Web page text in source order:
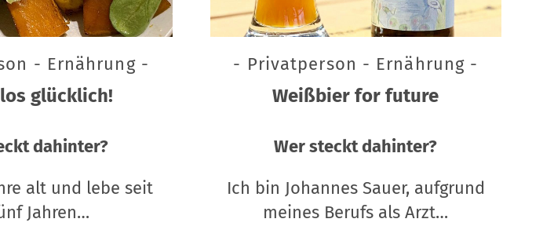
- Ernährung -
glücklich!
dahinter?
alt und lebe seit
Jahren…
- Privatperson - Ernährung -
Weißbier for future
Wer steckt dahinter?
Ich bin Johannes Sauer, aufgrund
meines Berufs als Arzt…